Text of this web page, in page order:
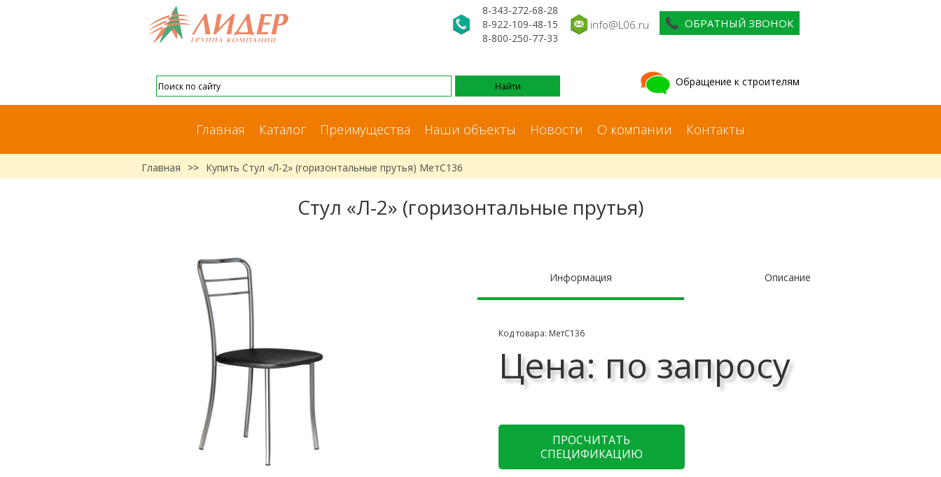
8-343-272-68-28
8-922-109-48-15
8-800-250-77-33
info@L06.ru ОБРАТНЫЙ ЗВОНОК
Обращение к строителям
Главная Каталог Преимущества Наши объекты Новости О компании Контакты
Главная >> Купить Стул «Л-2» (горизонтальные прутья) МетС136
Стул «Л-2» (горизонтальные прутья)
Информация Описание
Код товара: МетС136
Цена: по запросу
ПРОСЧИТАТЬ
СПЕЦИФИКАЦИЮ